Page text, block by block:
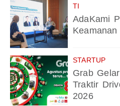
TI
AdaKami
STARTUP
Grab
Traktir
2026